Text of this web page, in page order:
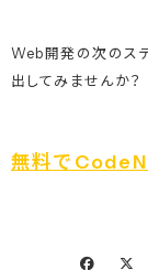
Web開発の次のス
出してみませんか？
無料で